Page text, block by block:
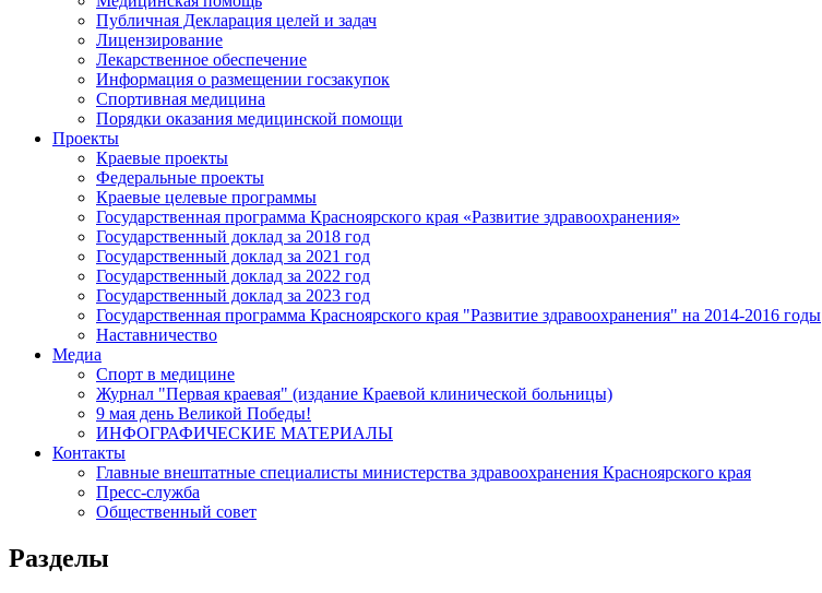
Публичная Декларация целей и задач
Лицензирование
Лекарственное обеспечение
Информация о размещении госзакупок
Спортивная медицина
Порядки оказания медицинской помощи
Проекты
Краевые проекты
Федеральные проекты
Краевые целевые программы
Государственная программа Красноярского края «Развитие здравоохранения»
Государственный доклад за 2018 год
Государственный доклад за 2021 год
Государственный доклад за 2022 год
Государственный доклад за 2023 год
Государственная программа Красноярского края "Развитие здравоохранения" на 2014-2016 годы
Наставничество
Медиа
Спорт в медицине
Журнал "Первая краевая" (издание Краевой клинической больницы)
9 мая день Великой Победы!
ИНФОГРАФИЧЕСКИЕ МАТЕРИАЛЫ
Контакты
Главные внештатные специалисты министерства здравоохранения Красноярского края
Пресс-служба
Общественный совет
Разделы